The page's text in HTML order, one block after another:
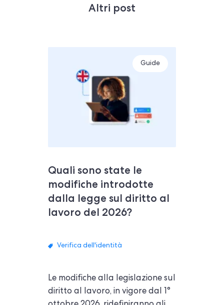
Altri post
Guide
Quali sono state le
modifiche introdotte
dalla legge sul diritto al
lavoro del 2026?
Verifica dell'identità
Le modifiche alla legislazione sul
diritto al lavoro, in vigore dal 1°